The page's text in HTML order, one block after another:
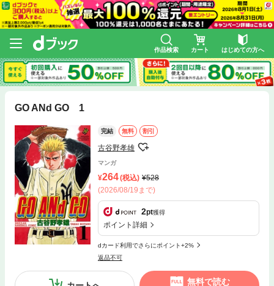
作品検索 カート はじめての方へ
GO ANd GO 1
完結 無料 割引
古谷野孝雄
マンガ
264(税込)
528
(2026/08/19まで)
2pt獲得
ポイント詳細
dカード利用でさらにポイント+2%
返品不可
無料で読む